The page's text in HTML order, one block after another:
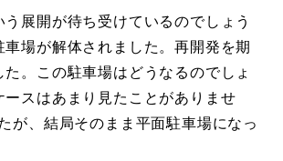
展開が待ち受けているのでしょう
場が解体されました。再開発を期
。この駐車場はどうなるのでしょ
スはあまり見たことがありませ
が、結局そのまま平面駐車場になっ